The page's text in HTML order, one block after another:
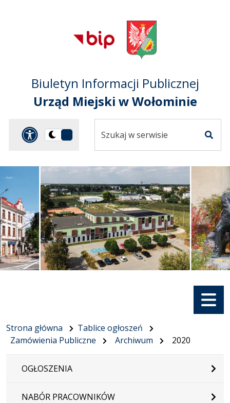
Przejdź do
głównego menu
Przejdź do treści
Przejdź do mapy
serwisu
Biuletyn Informacji Publicznej
Urząd Miejski w Wołominie
Panel dostosowania
Przełącz
ciemną
serwisie
Menu
Strona główna
Tablice ogłoszeń
Zamówienia Publiczne
Archiwum 2020
OGŁOSZENIA
NABÓR PRACOWNIKÓW